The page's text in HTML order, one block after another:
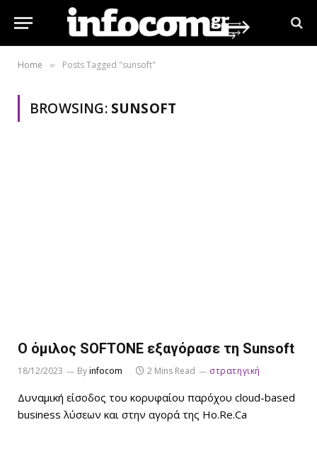
Home » Posts Tagged "sunsoft"
BROWSING: SUNSOFT
Ο όμιλος SOFTONE εξαγόρασε τη Sunsoft
18/12/2023 Byinfocom 2 Mins Read στρατηγική
Δυναμική είσοδος του κορυφαίου παρόχου cloud-based
business λύσεων και στην αγορά της Ho.Re.Ca